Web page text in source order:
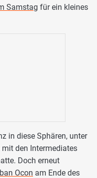
Samstag für ein kleines
in diese Sphären, unter
den Intermediates
Doch erneut
Ocon am Ende des